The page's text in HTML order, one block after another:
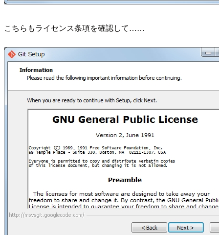
こちらもライセンス条項を確認して……